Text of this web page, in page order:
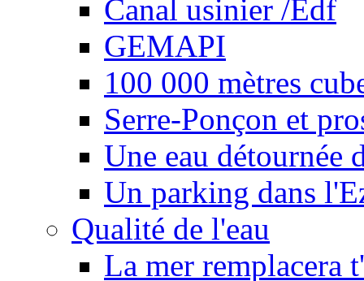
Canal usinier /Edf
GEMAPI
100 000 mètres
Serre-Ponçon et
Une eau détournée
Un parking dans
Qualité de l'eau
La mer remplacera